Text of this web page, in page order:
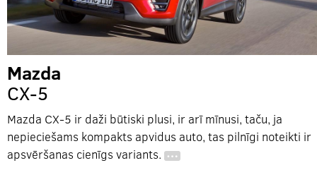
Mazda
CX-5
Mazda CX-5 ir daži būtiski plusi, ir arī mīnusi, taču, ja
nepieciešams kompakts apvidus auto, tas pilnīgi noteikti ir
apsvēršanas cienīgs variants. …